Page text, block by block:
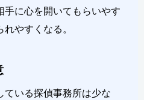
に心を開いてもらいやす
やすくなる。
ている探偵事務所は少な